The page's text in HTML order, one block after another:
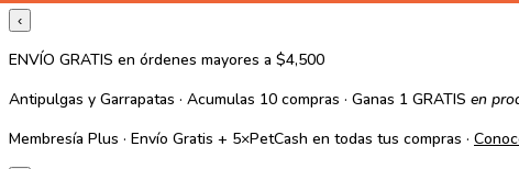
‹
ENVÍO GRATIS en órdenes mayores a $4,500
Antipulgas y Garrapatas · Acumulas 10 compras · Ganas 1 GRATIS en
Membresía Plus · Envío Gratis + 5×PetCash en todas tus compras ·